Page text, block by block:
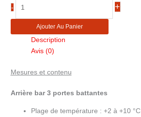
-
bar
battantes
3
+
Ajouter Au Panier
Description
Avis (0)
Mesures et contenu
Arrière bar 3 portes battantes
Plage de température : +2 à +10 °C